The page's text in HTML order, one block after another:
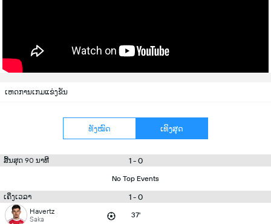
ເຫດການເກມແຂ່ງຂັນ
ທັງໝົດ ເທິງສຸດ
ສິ້ນສຸດ 90 ນາທີ 1 - 0
No Top Events
ເຄິ່ງເວລາ 1 - 0
Havertz
Saka 37'